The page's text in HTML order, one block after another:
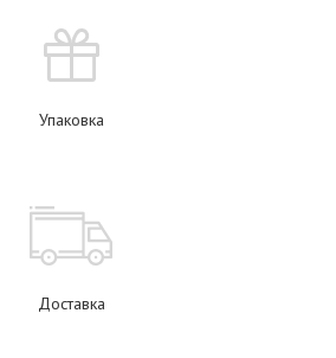
Упаковка
Доставка